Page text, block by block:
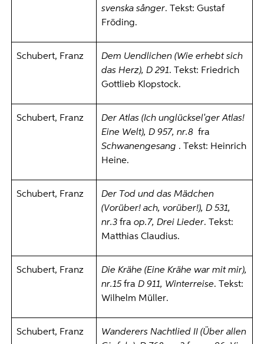
svenska sånger. Tekst: Gustaf
Fröding.
Schubert, Franz
Dem Uendlichen (Wie erhebt sich
das Herz), D 291. Tekst: Friedrich
Gottlieb Klopstock.
Schubert, Franz
Der Atlas (Ich unglücksel'ger Atlas!
Eine Welt), D 957, nr.8 fra
Schwanengesang . Tekst: Heinrich
Heine.
Schubert, Franz
Der Tod und das Mädchen
(Vorüber! ach, vorüber!), D 531,
nr.3 fra op.7, Drei Lieder. Tekst:
Matthias Claudius.
Schubert, Franz
Die Krähe (Eine Krähe war mit mir),
nr.15fra D 911, Winterreise. Tekst:
Wilhelm Müller.
Schubert, Franz
Wanderers Nachtlied II (Über allen